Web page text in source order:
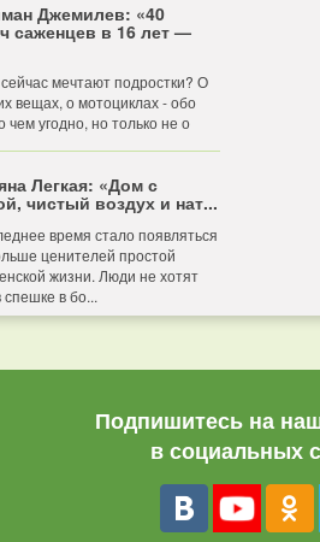
Джемилев: «40
саженцев в 16 лет —
мечтают подростки? О
вещах, о мотоциклах - обо
чем угодно, но только не о
Легкая: «Дом с
чистый воздух и нат...
время стало появляться
ценителей простой
жизни. Люди не хотят
спешке в бо...
Подпишитесь на
в социальных